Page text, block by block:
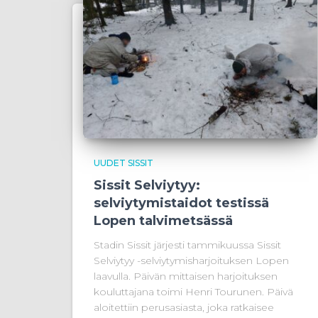
UUDET SISSIT
Sissit Selviytyy:
selviytymistaidot testissä
Lopen talvimetsässä
Stadin Sissit järjesti tammikuussa Sissit
Selviytyy -selviytymisharjoituksen Lopen
laavulla. Päivän mittaisen harjoituksen
kouluttajana toimi Henri Tourunen. Päivä
aloitettiin perusasiasta, joka ratkaisee